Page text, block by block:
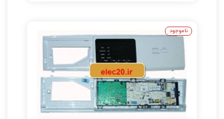
ناموجود